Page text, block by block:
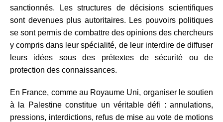
sanctionnés. Les structures de décisions scientifiques
sont devenues plus autoritaires. Les pouvoirs politiques
se sont permis de combattre des opinions des chercheurs
y compris dans leur spécialité, de leur interdire de diffuser
leurs idées sous des prétextes de sécurité ou de
protection des connaissances.
En France, comme au Royaume Uni, organiser le soutien
à la Palestine constitue un véritable défi : annulations,
pressions, interdictions, refus de mise au vote de motions